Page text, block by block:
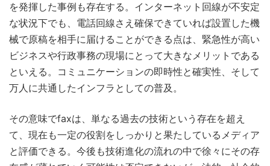
を発揮した事例も存在する。インターネット回線が不安定
な状況下でも、電話回線さえ確保できていれば設置した機
械で原稿を相手に届けることができる点は、緊急性が高い
ビジネスや行政事務の現場にとって大きなメリットである
といえる。コミュニケーションの即時性と確実性、そして
万人に共通したインフラとしての普及。
その意味でfaxは、単なる過去の技術という存在を超え
て、現在も一定の役割をしっかりと果たしているメディア
と評価できる。今後も技術進化の流れの中で徐々にその存